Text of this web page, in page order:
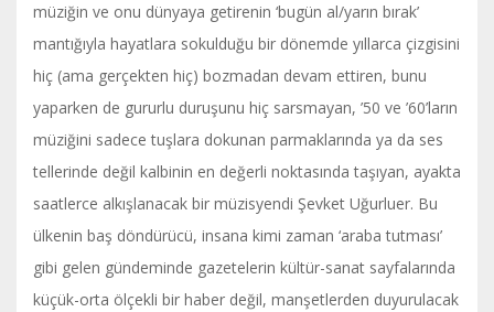
müziğin ve onu dünyaya getirenin ‘bugün al/yarın bırak’
mantığıyla hayatlara sokulduğu bir dönemde yıllarca çizgisini
hiç (ama gerçekten hiç) bozmadan devam ettiren, bunu
yaparken de gururlu duruşunu hiç sarsmayan, ’50 ve ’60’ların
müziğini sadece tuşlara dokunan parmaklarında ya da ses
tellerinde değil kalbinin en değerli noktasında taşıyan, ayakta
saatlerce alkışlanacak bir müzisyendi Şevket Uğurluer. Bu
ülkenin baş döndürücü, insana kimi zaman ‘araba tutması’
gibi gelen gündeminde gazetelerin kültür-sanat sayfalarında
küçük-orta ölçekli bir haber değil, manşetlerden duyurulacak